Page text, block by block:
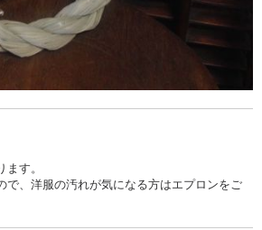
す。
で、洋服の汚れが気になる方はエプロンをご